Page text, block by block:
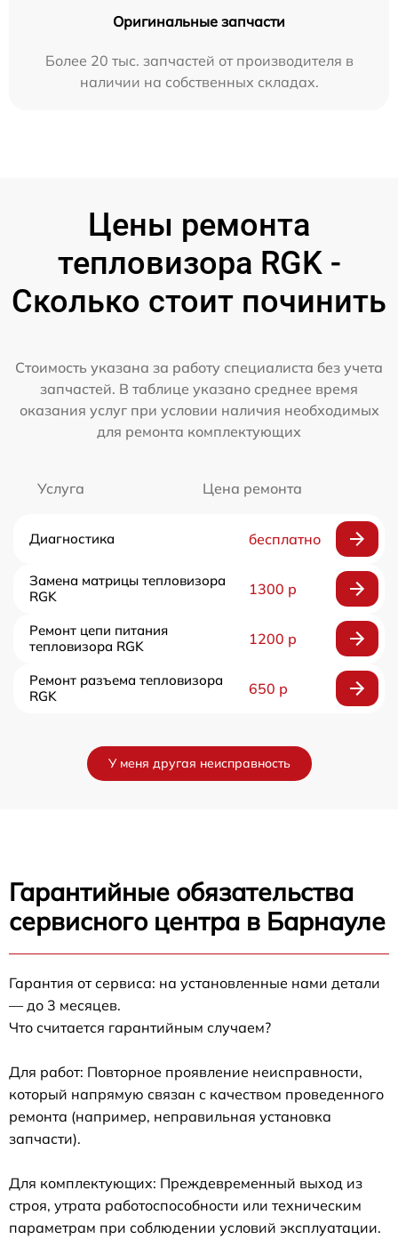
Оригинальные запчасти
Более 20 тыс. запчастей от производителя в
наличии на собственных складах.
Цены ремонта
тепловизора RGK -
Сколько стоит починить
Стоимость указана за работу специалиста без учета
запчастей. В таблице указано среднее время
оказания услуг при условии наличия необходимых
для ремонта комплектующих
Услуга Цена ремонта
Диагностика бесплатно
Замена матрицы тепловизора
RGK
1300 р
Ремонт цепи питания
тепловизора RGK
1200 р
Ремонт разъема тепловизора
RGK
650 р
У меня другая неисправность
Гарантийные обязательства
сервисного центра в Барнауле
Гарантия от сервиса: на установленные нами детали
— до 3 месяцев.
Что считается гарантийным случаем?
Для работ: Повторное проявление неисправности,
который напрямую связан с качеством проведенного
ремонта (например, неправильная установка
запчасти).
Для комплектующих: Преждевременный выход из
строя, утрата работоспособности или техническим
параметрам при соблюдении условий эксплуатации.